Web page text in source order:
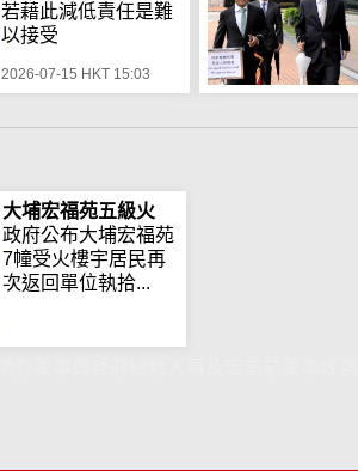
若藉此減低責任是難
以接受
2026-07-15 HKT 15:03
大埔宏福苑五級火
政府公布大埔宏福苑
7幢受火樓宇居民再
次返回單位執拾...